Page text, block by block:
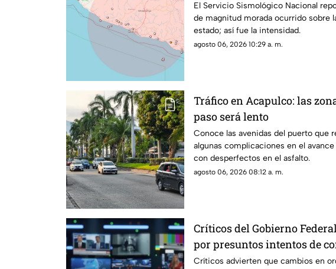
El Servicio Sismológico Nacional
de magnitud morada ocurrido sobre
estado; así fue la intensidad.
agosto 06, 2026 10:29 a. m.
Tráfico en Acapulco: las
paso será lento
Conoce las avenidas del puerto que
algunas complicaciones en el
con desperfectos en el asfalto.
agosto 06, 2026 08:12 a. m.
Críticos del Gobierno
por presuntos intentos de
información
Críticos advierten que cambios en